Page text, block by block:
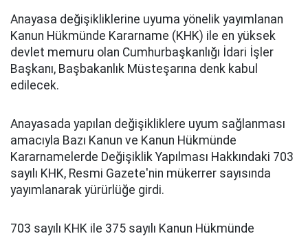
Anayasa değişikliklerine uyuma yönelik yayımlanan
Kanun Hükmünde Kararname (KHK) ile en yüksek
devlet memuru olan Cumhurbaşkanlığı İdari İşler
Başkanı, Başbakanlık Müsteşarına denk kabul
edilecek.
Anayasada yapılan değişikliklere uyum sağlanması
amacıyla Bazı Kanun ve Kanun Hükmünde
Kararnamelerde Değişiklik Yapılması Hakkındaki 703
sayılı KHK, Resmi Gazete'nin mükerrer sayısında
yayımlanarak yürürlüğe girdi.
703 sayılı KHK ile 375 sayılı Kanun Hükmünde